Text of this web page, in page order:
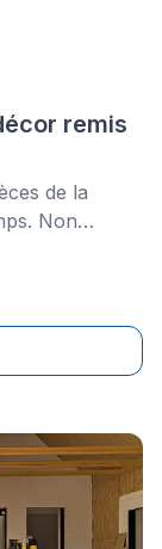
remis
de la
Non
complicité
à l’aise et
confort sans
quelques
d’une
en un rien